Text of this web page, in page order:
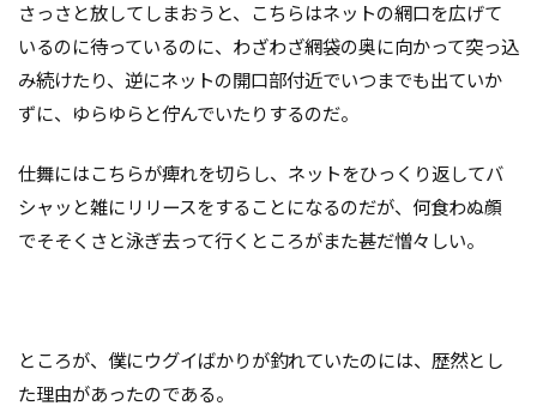
さっさと放してしまおうと、こちらはネットの網口を広げて
いるのに待っているのに、わざわざ網袋の奥に向かって突っ込
み続けたり、逆にネットの開口部付近でいつまでも出ていか
ずに、ゆらゆらと佇んでいたりするのだ。
仕舞にはこちらが痺れを切らし、ネットをひっくり返してバ
シャッと雑にリリースをすることになるのだが、何食わぬ顔
でそそくさと泳ぎ去って行くところがまた甚だ憎々しい。
ところが、僕にウグイばかりが釣れていたのには、歴然とし
た理由があったのである。